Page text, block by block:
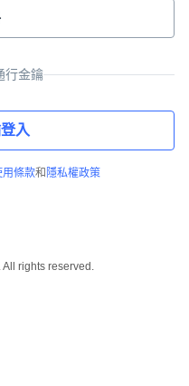
行金鑰
入
用條款和 隱私權政策
rights reserved.